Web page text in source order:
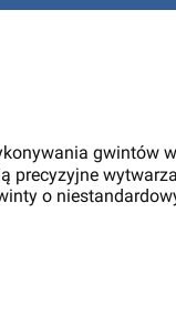
gwintów
precyzyjne
o